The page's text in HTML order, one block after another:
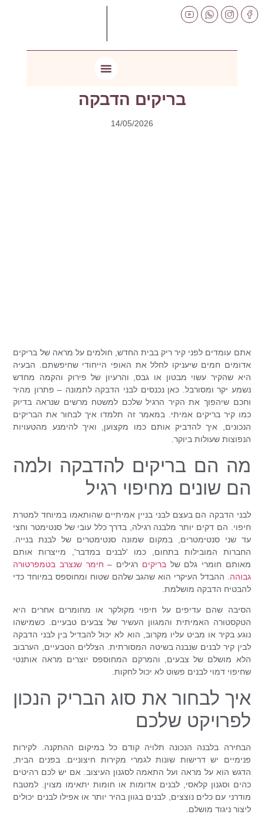
לתוכן
בריקים הדבקה
14/05/2026
אתם עומדים לפני קיר ריק בבית החדש, חולמים על מראה של בריקים
אדומים חמים שיעניקו לחלל את האופי הייחודי שחיפשתם. הבעיה
היא שהקיר עשוי מבטון או גבס, והרעיון של פירוק והקמה מחדש
נשמע יקר ומסורבל. כאן נכנסים לבני הדבקה לתמונה – פתרון מהיר
וחכם שיהפוך את הקיר הרגיל שלכם למשטח מרשים שנראה בדיוק
כמו קיר בריקים אמיתי. במאמר זה תלמדו איך לבחור את הבריקים
הנכונים, איך להדביק אותם כמו מקצוען, ואיך להימנע מהטעויות
הנפוצות שעולות ביוקר.
מה הם בריקים להדבקה ולמה
הם שונים מחיפוי רגיל
לבני הדבקה הם בעצם לבני בניין אמיתיים שהותאמו במיוחד למטרת
חיפוי. הם דקים יותר מלבנה רגילה, בדרך כלל עובי של סנטימטר וחצי
עד שני סנטימטרים, במקום שמונה סנטימטרים של לבנת בנייה.
החברות המובילות בתחום, כמו 'לבנים במדבר', מייצרות אותם
מאותם חומרי גלם שלבריקים רגילים – חימר שנצרב בטמפרטורה
גבוהה . ההבדל העיקרי הוא שהגב שלהם שטוח ומחוספס במיוחד כדי
להבטיח הדבקה מושלמת.
הסיבה שהם עדיפים על חיפוי מקולקר או מחומרים אחרים היא
הטקסטורה האמיתית והמגוון העשיר של צבעים טבעיים. כשמישהו
נוגע בקיר או מביט עליו מקרוב, הוא לא יכול להבדיל בין לבני הדבקה
לבין קיר לבנים שנבנה בשיטה המסורתית. הצללים הטבעיים, הערבוב
הלא מושלם של צבעים, והמרקם המחוספס יוצרים מראה אותנטי
שחיפוי דמוי לבנים פשוט לא יכול לחקות.
איך לבחור את סוג הבריק הנכון
לפרויקט שלכם
הבחירה בלבנה הנכונה תלויה קודם כל במיקום ההתקנה. לקירות
פנימיים יש דרישות שונות לגמרי מקירות חיצוניים. בפנים הבית,
הדגש הוא על מראה ועל התאמה לסגנון העיצוב. אם יש לכם רהיטים
כהים וסגנון קלאסי, לבנים אדומות או חומות יתאימו מצוין. למטבח
מודרני עם כלים נוצצים, לבנים בגוון בהיר יותר או אפילו לבנים יכולים
ליצור ניגוד מושלם.